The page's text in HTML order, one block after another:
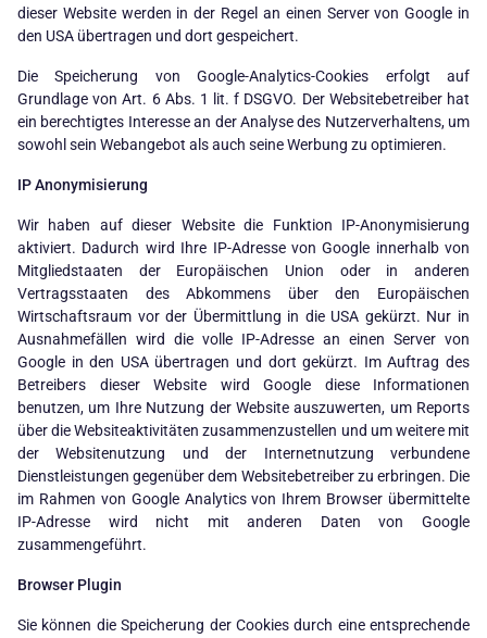
dieser Website werden in der Regel an einen Server von Google in
den USA übertragen und dort gespeichert.
Die Speicherung von Google-Analytics-Cookies erfolgt auf
Grundlage von Art. 6 Abs. 1 lit. f DSGVO. Der Websitebetreiber hat
ein berechtigtes Interesse an der Analyse des Nutzerverhaltens, um
sowohl sein Webangebot als auch seine Werbung zu optimieren.
IP Anonymisierung
Wir haben auf dieser Website die Funktion IP-Anonymisierung
aktiviert. Dadurch wird Ihre IP-Adresse von Google innerhalb von
Mitgliedstaaten der Europäischen Union oder in anderen
Vertragsstaaten des Abkommens über den Europäischen
Wirtschaftsraum vor der Übermittlung in die USA gekürzt. Nur in
Ausnahmefällen wird die volle IP-Adresse an einen Server von
Google in den USA übertragen und dort gekürzt. Im Auftrag des
Betreibers dieser Website wird Google diese Informationen
benutzen, um Ihre Nutzung der Website auszuwerten, um Reports
über die Websiteaktivitäten zusammenzustellen und um weitere mit
der Websitenutzung und der Internetnutzung verbundene
Dienstleistungen gegenüber dem Websitebetreiber zu erbringen. Die
im Rahmen von Google Analytics von Ihrem Browser übermittelte
IP-Adresse wird nicht mit anderen Daten von Google
zusammengeführt.
Browser Plugin
Sie können die Speicherung der Cookies durch eine entsprechende